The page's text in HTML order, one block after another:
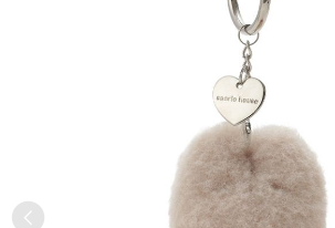
N
その
ACYM
アシーム